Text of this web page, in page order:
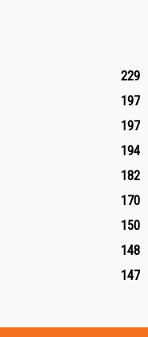
229
197
197
194
182
170
150
148
147